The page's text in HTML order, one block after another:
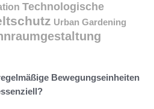
Technologische
Urban Gardening
Bewegungseinheiten